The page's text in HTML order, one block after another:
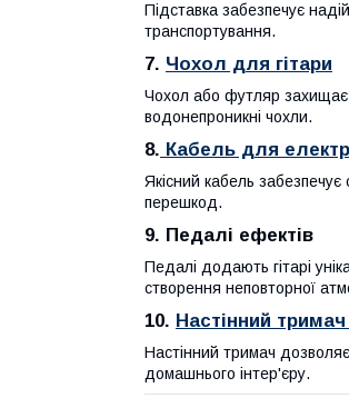
Підставка забезпечує
транспортування.
7. Чохол для гітари
Чохол або футляр захищає
водонепроникні чохли.
8. Кабель для
Якісний кабель
перешкод.
9. Педалі ефектів
Педалі додають гітарі
створення неповторної
10. Настінний тримач
Настінний тримач
домашнього інтер'єру.